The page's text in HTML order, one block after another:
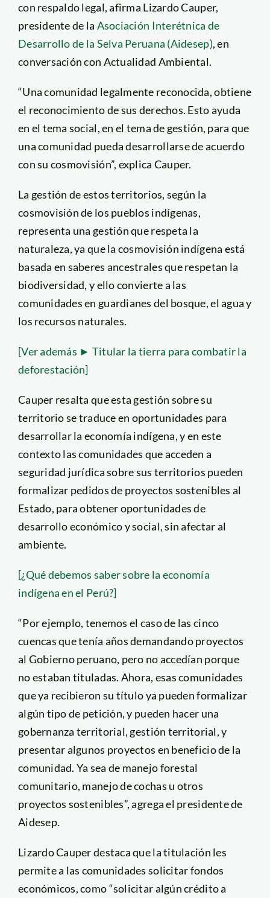
con respaldo legal, afirma Lizardo Cauper,
presidente de la Asociación Interétnica de
Desarrollo de la Selva Peruana (Aidesep), en
conversación con Actualidad Ambiental.
“Una comunidad legalmente reconocida, obtiene
el reconocimiento de sus derechos. Esto ayuda
en el tema social, en el tema de gestión, para que
una comunidad pueda desarrollarse de acuerdo
con su cosmovisión”, explica Cauper.
La gestión de estos territorios, según la
cosmovisión de los pueblos indígenas,
representa una gestión que respeta la
naturaleza, ya que la cosmovisión indígena está
basada en saberes ancestrales que respetan la
biodiversidad, y ello convierte a las
comunidades en guardianes del bosque, el agua y
los recursos naturales.
[Ver además ► Titular la tierra para combatir la
deforestación]
Cauper resalta que esta gestión sobre su
territorio se traduce en oportunidades para
desarrollar la economía indígena, y en este
contexto las comunidades que acceden a
seguridad jurídica sobre sus territorios pueden
formalizar pedidos de proyectos sostenibles al
Estado, para obtener oportunidades de
desarrollo económico y social, sin afectar al
ambiente.
[¿Qué debemos saber sobre la economía
indígena en el Perú?]
“Por ejemplo, tenemos el caso de las cinco
cuencas que tenía años demandando proyectos
al Gobierno peruano, pero no accedían porque
no estaban tituladas. Ahora, esas comunidades
que ya recibieron su título ya pueden formalizar
algún tipo de petición, y pueden hacer una
gobernanza territorial, gestión territorial, y
presentar algunos proyectos en beneficio de la
comunidad. Ya sea de manejo forestal
comunitario, manejo de cochas u otros
proyectos sostenibles”, agrega el presidente de
Aidesep.
Lizardo Cauper destaca que la titulación les
permite a las comunidades solicitar fondos
económicos, como “solicitar algún crédito a